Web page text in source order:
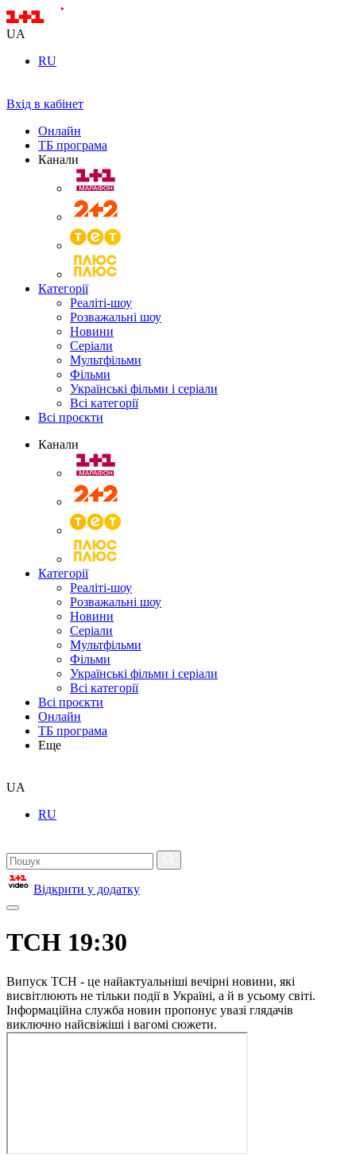
UA
RU
Вхід в кабінет
Онлайн
ТБ програма
Канали
Категорії
Реаліті-шоу
Розважальні шоу
Новини
Серіали
Мультфільми
Фільми
Українські фільми і серіали
Всі категорії
Всі проєкти
Канали
Категорії
Реаліті-шоу
Розважальні шоу
Новини
Серіали
Мультфільми
Фільми
Українські фільми і серіали
Всі категорії
Всі проєкти
Онлайн
ТБ програма
Еще
UA
RU
Відкрити у додатку
ТСН 19:30
Випуск ТСН - це найактуальніші вечірні новини, які
висвітлюють не тільки події в Україні, а й в усьому світі.
Інформаційна служба новин пропонує увазі глядачів
виключно найсвіжіші і вагомі сюжети.